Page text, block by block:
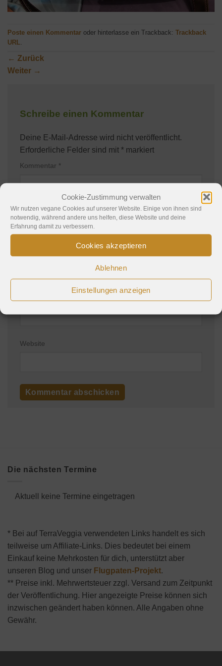
Cookie-Zustimmung verwalten
Wir nutzen vegane Cookies auf unserer Website. Einige von ihnen sind
notwendig, während andere uns helfen, diese Website und deine
Erfahrung damit zu verbessern.
Cookies akzeptieren
Ablehnen
Einstellungen anzeigen
Poste einen Kommentar oder hinterlasse ein Trackback: Trackback
URL
← Zurück
Weiter →
Schreibe einen Kommentar
Deine E-Mail-Adresse wird nicht veröffentlicht.
Erforderliche Felder sind mit * markiert
Kommentar *
Website
Die nächsten Termine
Aktuell keine Termine eingetragen
* Bei auf TerraVeggia verwendeten Links handelt es sich
teilweise um Affiliate-Links. Dies bedeutet bei einem
Einkauf keine Mehrkosten für dich, unterstützt aber
unseren Blog und unser Flugpaten-Projekt.
** Preise inkl. Mehrwertsteuer zzgl. Versand zum Zeitpunkt
der Veröffentlichung. Hier angezeigte Preise können sich
inzwischen geändert haben können. Alle Angaben ohne
Gewähr.